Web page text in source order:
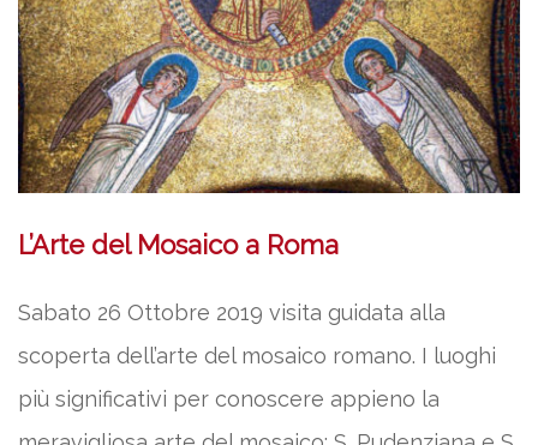
L’Arte del Mosaico a Roma
Sabato 26 Ottobre 2019 visita guidata alla
scoperta dell’arte del mosaico romano. I luoghi
più significativi per conoscere appieno la